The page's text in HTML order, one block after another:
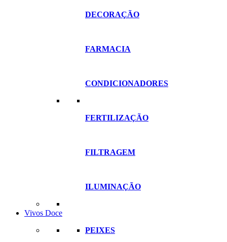
DECORAÇÃO
FARMACIA
CONDICIONADORES
FERTILIZAÇÃO
FILTRAGEM
ILUMINAÇÃO
Vivos Doce
PEIXES